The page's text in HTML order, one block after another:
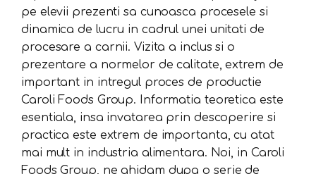
pe elevii prezenti sa cunoasca procesele si
dinamica de lucru in cadrul unei unitati de
procesare a carnii. Vizita a inclus si o
prezentare a normelor de calitate, extrem de
important in intregul proces de productie
Caroli Foods Group. Informatia teoretica este
esentiala, insa invatarea prin descoperire si
practica este extrem de importanta, cu atat
mai mult in industria alimentara. Noi, in Caroli
Foods Group, ne ghidam dupa o serie de